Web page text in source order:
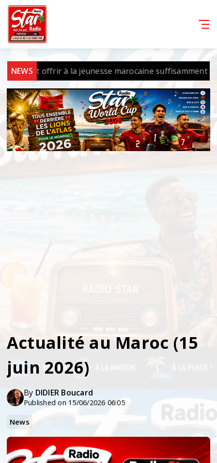
NEWSà la jeunesse marocaine suffisamment
Actualité au Maroc (15
juin 2026)
By DIDIER Boucard
Published on 15/06/2026 06:05
News